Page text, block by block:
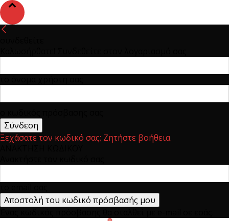
Ξεχάσατε τον κωδικό σας; Ζητήστε βοήθεια